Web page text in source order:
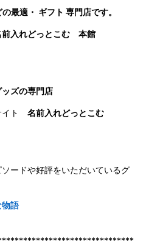
最適・ ギフト 専門店です。
前入れどっとこむ 本館
ズの専門店
イト 名前入れどっとこむ
ードや好評をいただいているグ
語